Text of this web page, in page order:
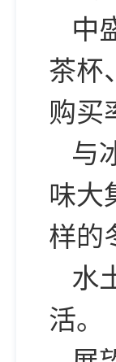
中
茶杯
购买
与
味大
样的
水
活。